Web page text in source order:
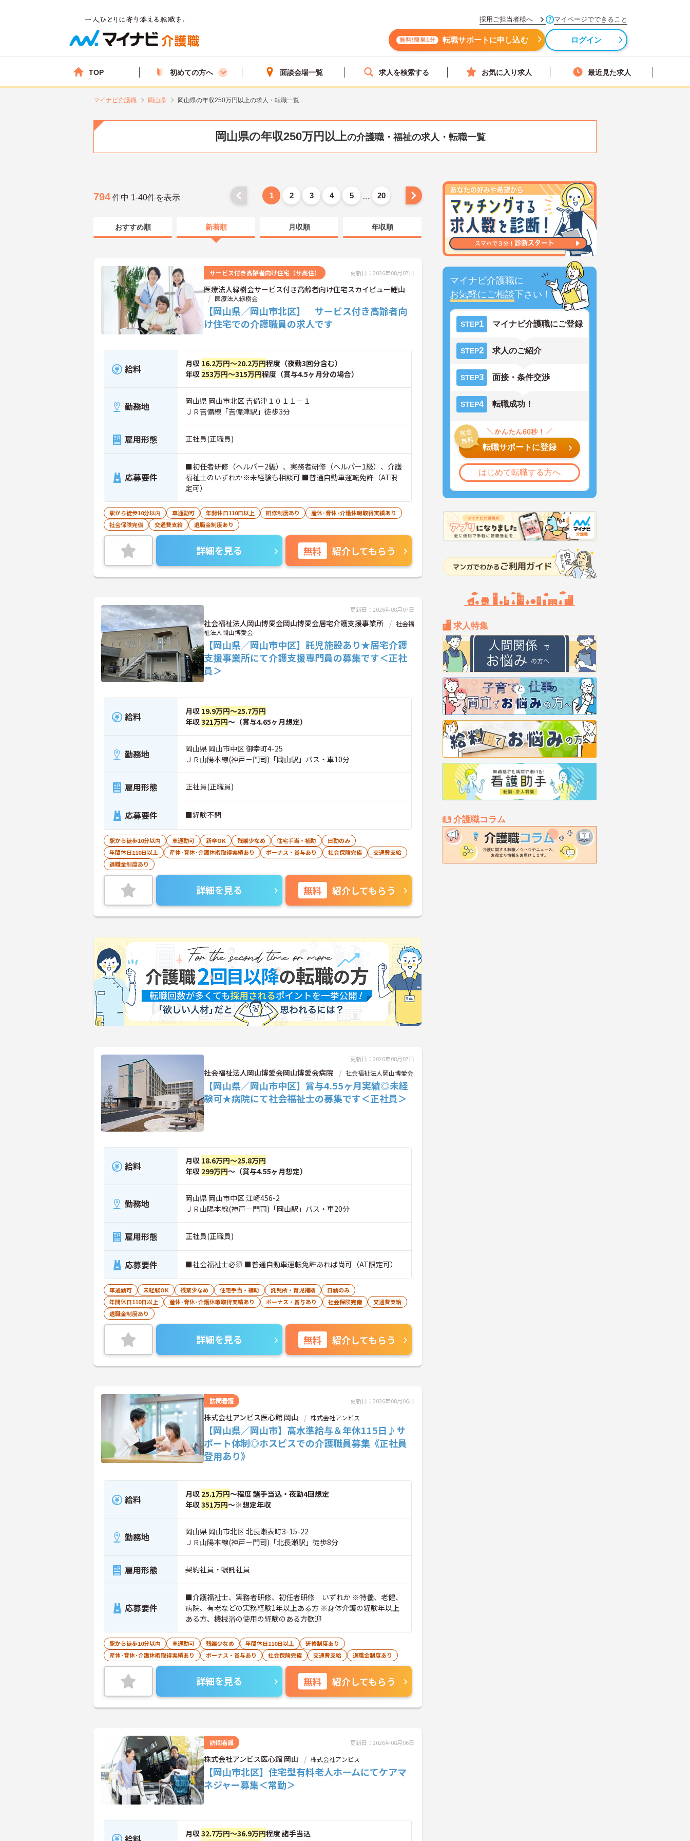
採用ご担当者様へ マイページでできること
無料!簡単1分 転職サポートに申し込む ログイン
TOP 初めての方へ 面談会場一覧 求人を検索する お気に入り求人 最近見た求人
マイナビ介護職 岡山県 岡山県の年収250万円以上の求人・転職一覧
岡山県の年収250万円以上の介護職・福祉の求人・転職一覧
マイナビ介護職に
お気軽にご相談下さい！
STEP1 マイナビ介護職にご登録
STEP2 求人のご紹介
STEP3 面接・条件交渉
STEP4 転職成功！
転職サポートに登録
はじめて転職する方へ
求人特集
介護職コラム
794 件中 1-40件を表示 1 2 3 4 5 … 20
おすすめ順 新着順 月収順 年収順
サービス付き高齢者向け住宅（サ高住） 更新日：2026年08月07日
医療法人緑樹会サービス付き高齢者向け住宅スカイビュー鯉山
医療法人緑樹会
【岡山県／岡山市北区】 サービス付き高齢者向
け住宅での介護職員の求人です
給料 月収 16.2万円～20.2万円程度（夜勤3回分含む）
年収 253万円～315万円程度（賞与4.5ヶ月分の場合）
勤務地
岡山県 岡山市北区 吉備津１０１１－１
ＪＲ吉備線「吉備津駅」徒歩3分
雇用形態 正社員(正職員)
応募要件
■初任者研修（ヘルパー2級）、実務者研修（ヘルパー1級）、介護
福祉士のいずれか※未経験も相談可 ■普通自動車運転免許（AT限
定可）
駅から徒歩10分以内 車通勤可 年間休日110日以上 研修制度あり
産休･育休･介護休暇取得実績あり
社会保険完備
交通費支給 退職金制度あり
詳細を見る 無料 紹介してもらう
更新日：2026年08月07日
社会福祉法人岡山博愛会岡山博愛会居宅介護支援事業所
社会福
祉法人岡山博愛会
【岡山県／岡山市中区】託児施設あり★居宅介護
支援事業所にて介護支援専門員の募集です＜正社
員＞
給料 月収 19.9万円～25.7万円
年収321万円～（賞与4.65ヶ月想定）
勤務地
岡山県 岡山市中区 御幸町4-25
ＪＲ山陽本線(神戸－門司)「岡山駅」バス・車10分
雇用形態 正社員(正職員)
応募要件 ■経験不問
駅から徒歩10分以内 車通勤可 新卒OK 残業少なめ 住宅手当・補助
日勤のみ
年間休日110日以上
産休･育休･介護休暇取得実績あり ボーナス・賞与あり 社会保険完備
交通費支給
退職金制度あり
詳細を見る 無料 紹介してもらう
更新日：2026年08月07日
社会福祉法人岡山博愛会岡山博愛会病院 社会福祉法人岡山博愛会
【岡山県／岡山市中区】賞与4.55ヶ月実績◎未経
験可★病院にて社会福祉士の募集です＜正社員＞
給料 月収 18.6万円～25.8万円
年収 299万円～（賞与4.55ヶ月想定）
勤務地
岡山県 岡山市中区 江崎456-2
ＪＲ山陽本線(神戸－門司)「岡山駅」バス・車20分
雇用形態 正社員(正職員)
応募要件 ■社会福祉士必須 ■普通自動車運転免許あれば尚可（AT限定可）
車通勤可 未経験OK 残業少なめ 住宅手当・補助 託児所・育児補助
日勤のみ
年間休日110日以上
産休･育休･介護休暇取得実績あり ボーナス・賞与あり 社会保険完備
交通費支給
退職金制度あり
詳細を見る 無料 紹介してもらう
訪問看護 更新日：2026年08月06日
株式会社アンビス医心館 岡山 株式会社アンビス
【岡山県／岡山市】高水準給与＆年休115日♪サ
ポート体制◎ホスピスでの介護職員募集《正社員
登用あり》
給料 月収 25.1万円～程度 諸手当込・夜勤4回想定
年収351万円～※想定年収
勤務地
岡山県 岡山市北区 北長瀬表町3-15-22
ＪＲ山陽本線(神戸－門司)「北長瀬駅」徒歩8分
雇用形態 契約社員・嘱託社員
応募要件
■介護福祉士、実務者研修、初任者研修 いずれか ※特養、老健、
病院、有老などの実務経験1年以上ある方 ※身体介護の経験年以上
ある方、機械浴の使用の経験のある方歓迎
駅から徒歩10分以内 車通勤可 残業少なめ 年間休日110日以上
研修制度あり
産休･育休･介護休暇取得実績あり
ボーナス・賞与あり 社会保険完備 交通費支給 退職金制度あり
詳細を見る 無料 紹介してもらう
訪問看護 更新日：2026年08月06日
株式会社アンビス医心館 岡山 株式会社アンビス
【岡山市北区】住宅型有料老人ホームにてケアマ
ネジャー募集＜常勤＞
月収32.7万円～36.9万円程度 諸手当込